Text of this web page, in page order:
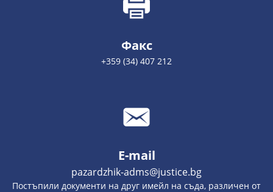
Факс
+359 (34) 407 212
E-mail
pazardzhik-adms@justice.bg
Постъпили документи на друг имейл на съда, различен от